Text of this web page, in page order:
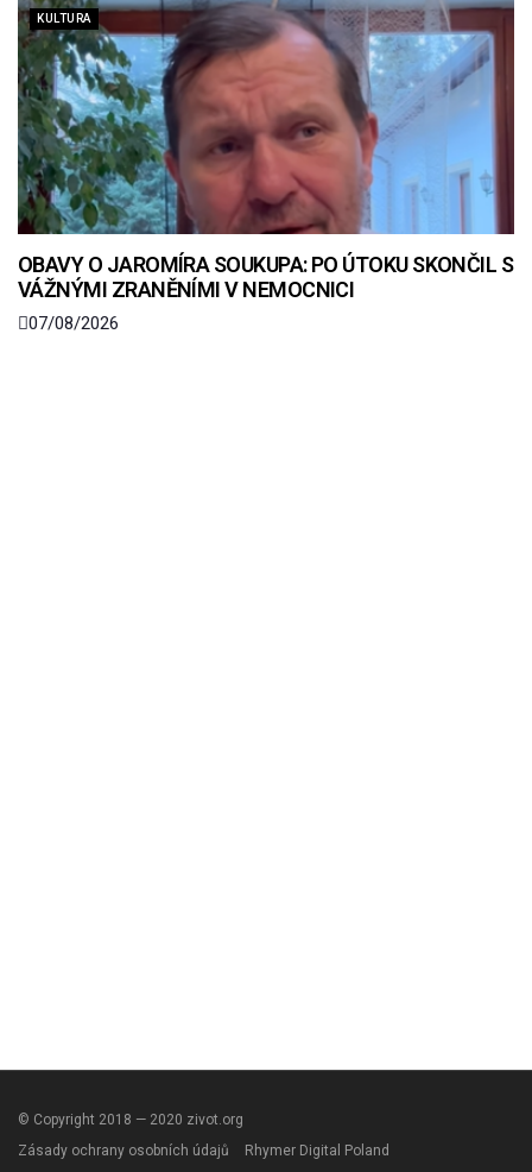
KULTURA
OBAVY O JAROMÍRA SOUKUPA: PO ÚTOKU SKONČIL S
VÁŽNÝMI ZRANĚNÍMI V NEMOCNICI
07/08/2026
© Copyright 2018 — 2020 zivot.org
Zásady ochrany osobních údajů
Rhymer Digital Poland